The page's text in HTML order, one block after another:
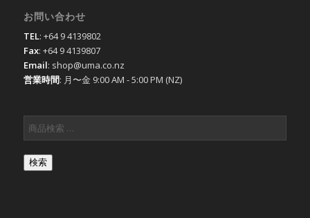
お問い合わせ
TEL: +64 9 4139802
Fax: +64 9 4139807
Email: shop@uma.co.nz
営業時間: 月〜金 9:00 AM - 5:00 PM (NZ)
検索